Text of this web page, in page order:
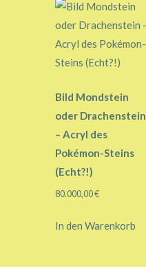
Bild Mondstein
oder Drachenstein
– Acryl des
Pokémon-Steins
(Echt?!)
80.000,00€
In den Warenkorb